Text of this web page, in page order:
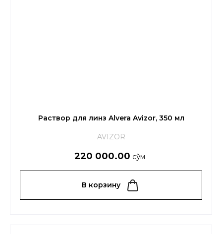
Раствор для линз Alvera Avizor, 350 мл
AVIZOR
220 000.00 сўм
В корзину